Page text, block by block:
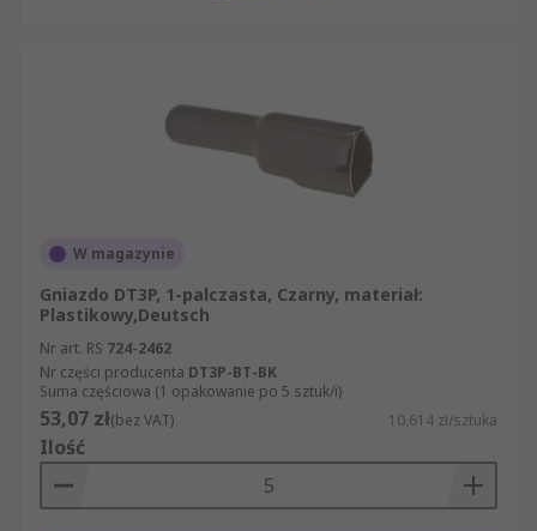
W magazynie
Gniazdo DT3P, 1-palczasta, Czarny, materiał:
Plastikowy,Deutsch
Nr art. RS 724-2462
Nr części producenta DT3P-BT-BK
Suma częściowa (1 opakowanie po 5 sztuk/i)
53,07 zł(bez VAT) 10,614 zł/sztuka
Ilość